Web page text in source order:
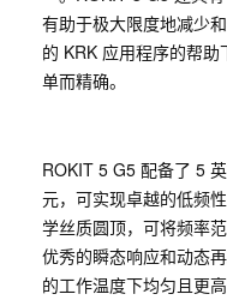
有助于极大限度地减少
的 KRK 应用程序的帮
单而精确。
ROKIT 5 G5 配备了 5
元，可实现卓越的低频
学丝质圆顶，可将频率
优秀的瞬态响应和动态
的工作温度下均匀且更